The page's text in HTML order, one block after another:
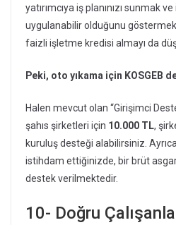
yatırımcıya iş planınızı sunmak
uygulanabilir olduğunu
faizli işletme kredisi almayı da
Peki, oto yıkama için KOSGEB
Halen mevcut olan “Girişimci
şahıs şirketleri için 10.000 TL,
kuruluş desteği alabilirsiniz.
istihdam ettiğinizde, bir brüt
destek verilmektedir.
10- Doğru